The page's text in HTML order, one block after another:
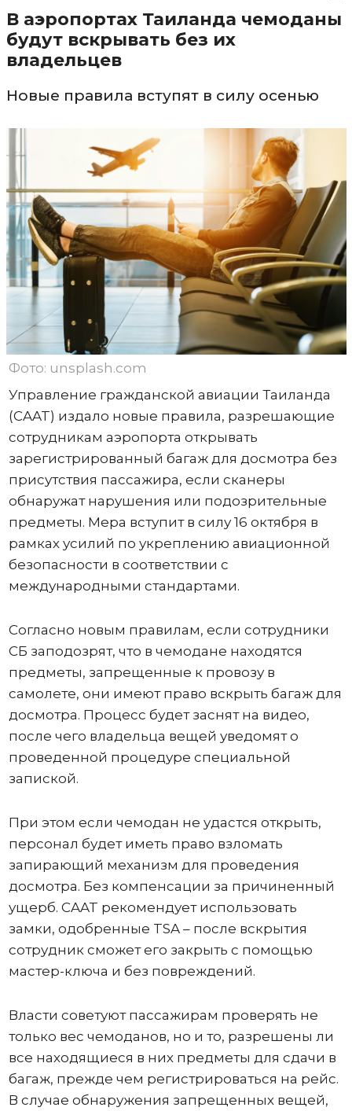
В аэропортах Таиланда чемоданы
будут вскрывать без их
владельцев
Новые правила вступят в силу осенью
Фото: unsplash.com
Управление гражданской авиации Таиланда
(CAAT) издало новые правила, разрешающие
сотрудникам аэропорта открывать
зарегистрированный багаж для досмотра без
присутствия пассажира, если сканеры
обнаружат нарушения или подозрительные
предметы. Мера вступит в силу 16 октября в
рамках усилий по укреплению авиационной
безопасности в соответствии с
международными стандартами.
Согласно новым правилам, если сотрудники
СБ заподозрят, что в чемодане ​​находятся
предметы, запрещенные к провозу в
самолете, они имеют право вскрыть багаж для
досмотра. Процесс будет заснят на видео,
после чего владельца вещей уведомят о
проведенной процедуре специальной
запиской.
При этом если чемодан не удастся открыть,
персонал будет иметь право взломать
запирающий механизм для проведения
досмотра. Без компенсации за причиненный
ущерб. CAAT рекомендует использовать
замки, одобренные TSA – после вскрытия
сотрудник сможет его закрыть с помощью
мастер-ключа и без повреждений.
Власти советуют пассажирам проверять не
только вес чемоданов, но и то, разрешены ли
все находящиеся в них предметы для сдачи в
багаж, прежде чем регистрироваться на рейс.
В случае обнаружения запрещенных вещей,